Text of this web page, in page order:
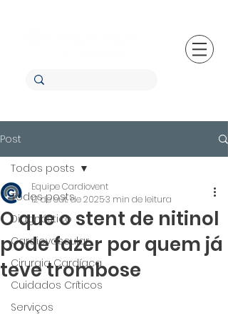
Post
Todos posts
Diagnóstico
Cardiovascular
Cirurgia Cardíaca
Cuidados Críticos
Serviços
Todos posts
O que o stent de nitinol
pode fazer por quem já
teve trombose
Equipe Cardiovent
12 de out. de 20253 min de leitura